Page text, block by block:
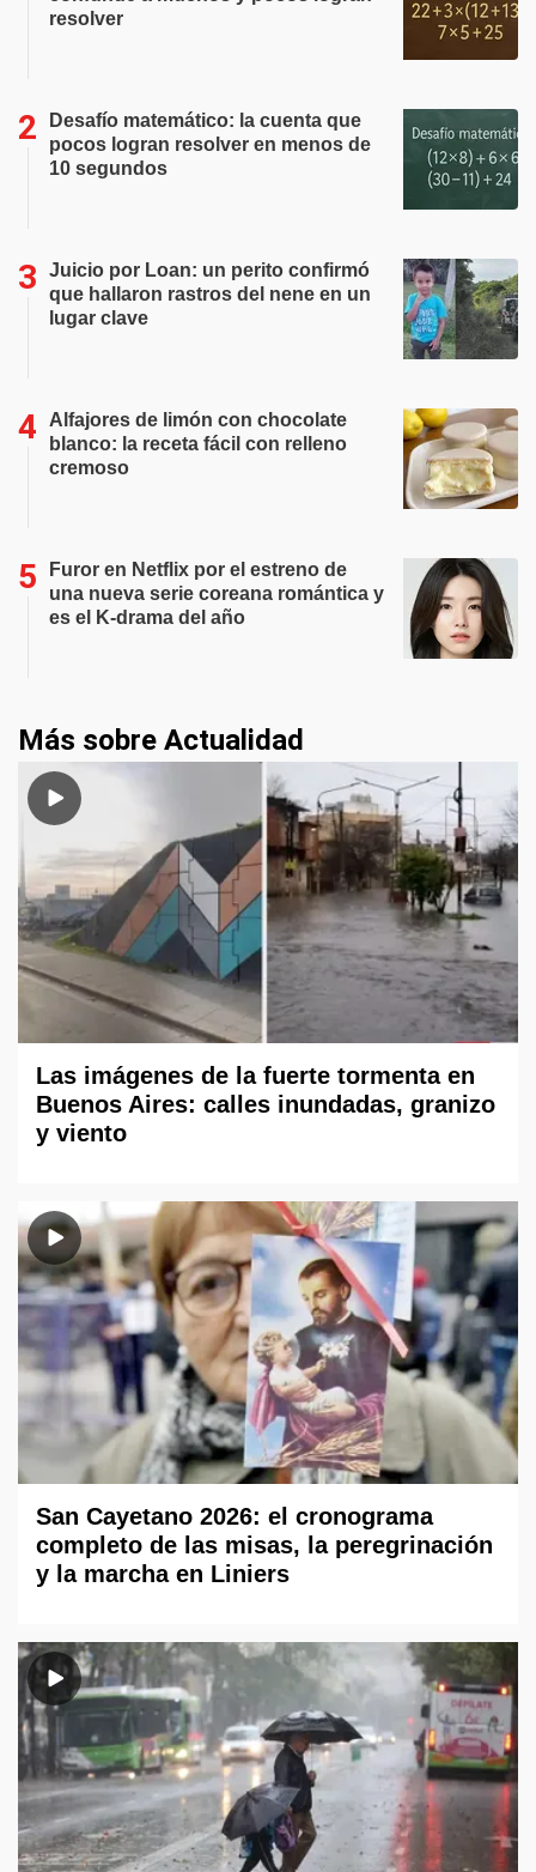
resolver
Desafío matemático: la cuenta que
pocos logran resolver en menos de
10 segundos
Juicio por Loan: un perito confirmó
que hallaron rastros del nene en un
lugar clave
Alfajores de limón con chocolate
blanco: la receta fácil con relleno
cremoso
Furor en Netflix por el estreno de
una nueva serie coreana romántica y
es el K-drama del año
Más sobre Actualidad
Las imágenes de la fuerte tormenta en
Buenos Aires: calles inundadas, granizo
y viento
San Cayetano 2026: el cronograma
completo de las misas, la peregrinación
y la marcha en Liniers